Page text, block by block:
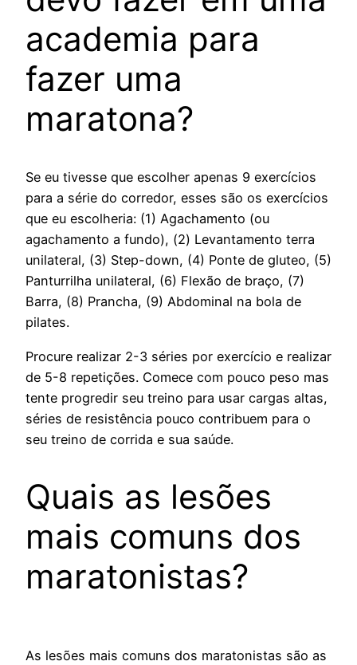
academia para
fazer uma
maratona?
Se eu tivesse que escolher apenas 9 exercícios
para a série do corredor, esses são os exercícios
que eu escolheria: (1) Agachamento (ou
agachamento a fundo), (2) Levantamento terra
unilateral, (3) Step-down, (4) Ponte de gluteo, (5)
Panturrilha unilateral, (6) Flexão de braço, (7)
Barra, (8) Prancha, (9) Abdominal na bola de
pilates.
Procure realizar 2-3 séries por exercício e realizar
de 5-8 repetições. Comece com pouco peso mas
tente progredir seu treino para usar cargas altas,
séries de resistência pouco contribuem para o
seu treino de corrida e sua saúde.
Quais as lesões
mais comuns dos
maratonistas?
As lesões mais comuns dos maratonistas são as